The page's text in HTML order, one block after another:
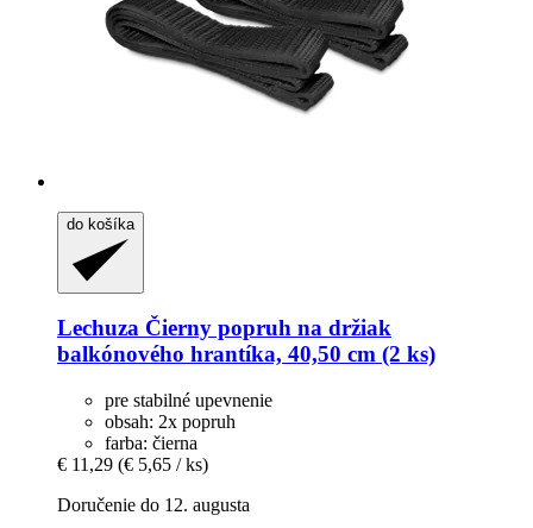
do košíka
Lechuza Čierny popruh na držiak
balkónového hrantíka, 40,50 cm (2 ks)
pre stabilné upevnenie
obsah: 2x popruh
farba: čierna
€ 11,29 (€ 5,65 / ks)
Doručenie do 12. augusta